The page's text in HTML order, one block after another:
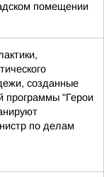
помещении
созданные
программы "Герои
по делам